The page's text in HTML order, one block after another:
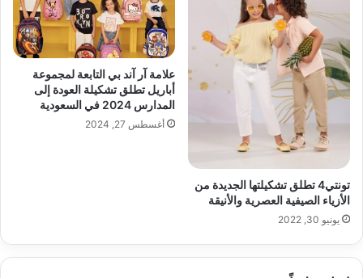
تونتي4 تطلق تشكيلتها الجديدة من
الأزياء الصيفية العصرية والأنيقة
يونيو 30, 2022
علامة آر آند بي التابعة لمجموعة
أباريل تطلق تشكيلة العودة إلى
المدارس 2024 في السعودية
أغسطس 27, 2024